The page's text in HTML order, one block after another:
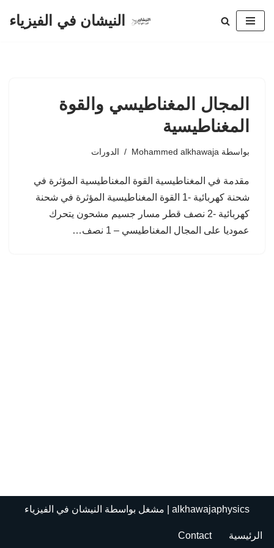
تخطى
النيشان في الفيزياء
المجال المغناطيسي والقوة
المغناطيسية
بواسطة Mohammed alkhawaja الدورات
مقدمة في المغناطيسية القوة المغناطيسية المؤثرة في
شحنة كهربائية -1 القوة المغناطيسية المؤثرة في شحنة
كهربائية -2 نصف قطر مسار جسيم مشحون يتحرك
عموديا على المجال المغناطيسي – 1 نصف…
alkhawajaphysics | مشغل بواسطة النيشان في الفيزياء
الرئيسية Contact